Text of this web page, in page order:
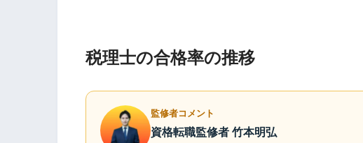
税理士の合格率の推移
監修者コメント
資格転職監修者 竹本明弘